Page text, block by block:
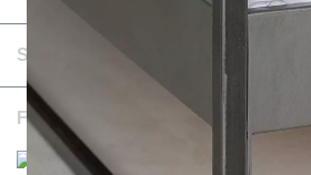
SERVICE & KONTAKT
FOLGEN SIE UNS